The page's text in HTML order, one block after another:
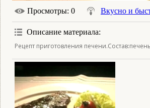
Просмотры: 0 Вкусно и
Описание материала:
Рецепт приготовления